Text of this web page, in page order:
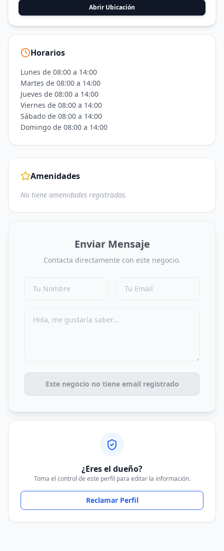
Abrir Ubicación
Horarios
Lunes de 08:00 a 14:00
Martes de 08:00 a 14:00
Jueves de 08:00 a 14:00
Viernes de 08:00 a 14:00
Sábado de 08:00 a 14:00
Domingo de 08:00 a 14:00
Amenidades
No tiene amenidades registradas.
Enviar Mensaje
Contacta directamente con este negocio.
Este negocio no tiene email registrado
¿Eres el dueño?
Toma el control de este perfil para editar la información.
Reclamar Perfil